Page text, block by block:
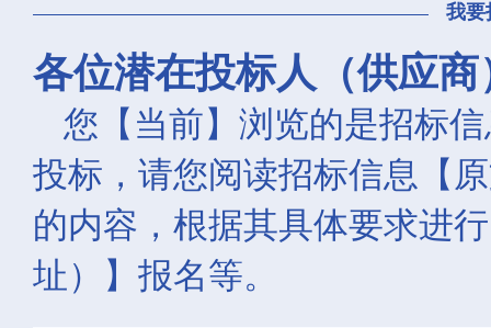
我要
各位潜在投标人（供应商
您【当前】浏览的是招标
投标，请您阅读招标信息【
的内容，根据其具体要求进
址）】报名等。